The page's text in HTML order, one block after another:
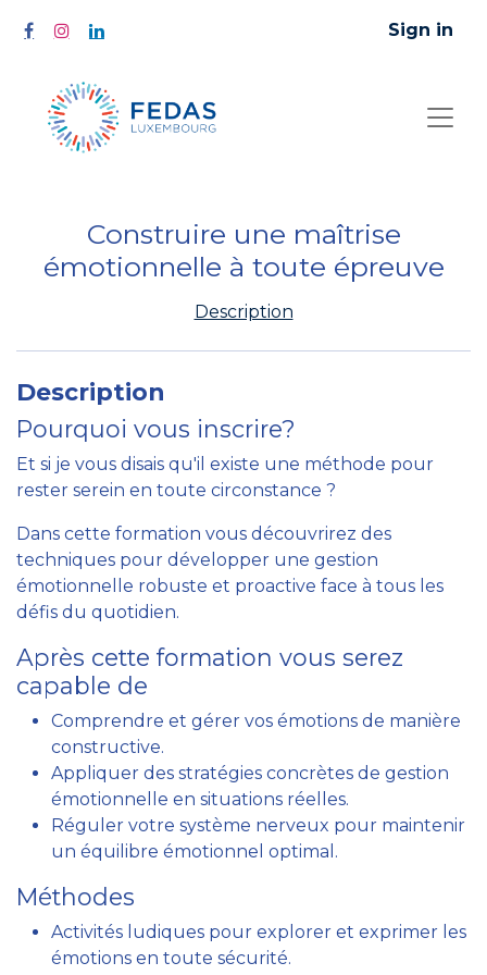
Sign in
Construire une maîtrise
émotionnelle à toute épreuve
Description
Description
Pourquoi vous inscrire?
Et si je vous disais qu'il existe une méthode pour
rester serein en toute circonstance ?
Dans cette formation vous découvrirez des
techniques pour développer une gestion
émotionnelle robuste et proactive face à tous les
défis du quotidien.
Après cette formation vous serez
capable de
Comprendre et gérer vos émotions de manière
constructive.
Appliquer des stratégies concrètes de gestion
émotionnelle en situations réelles.
Réguler votre système nerveux pour maintenir
un équilibre émotionnel optimal.
Méthodes
Activités ludiques pour explorer et exprimer les
émotions en toute sécurité.